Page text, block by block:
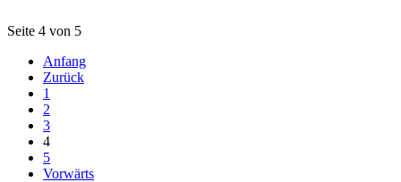
Seite 4 von 5
Anfang
Zurück
1
2
3
4
5
Vorwärts